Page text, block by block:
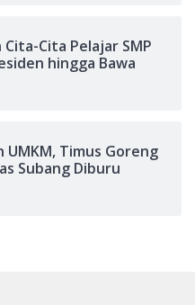
Cita Pelajar SMP
hingga Bawa
Timus Goreng
Subang Diburu